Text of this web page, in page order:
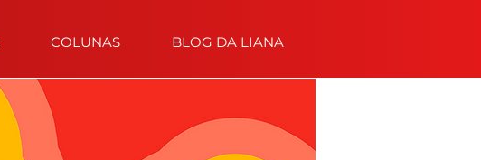
COLUNAS BLOG DA LIANA